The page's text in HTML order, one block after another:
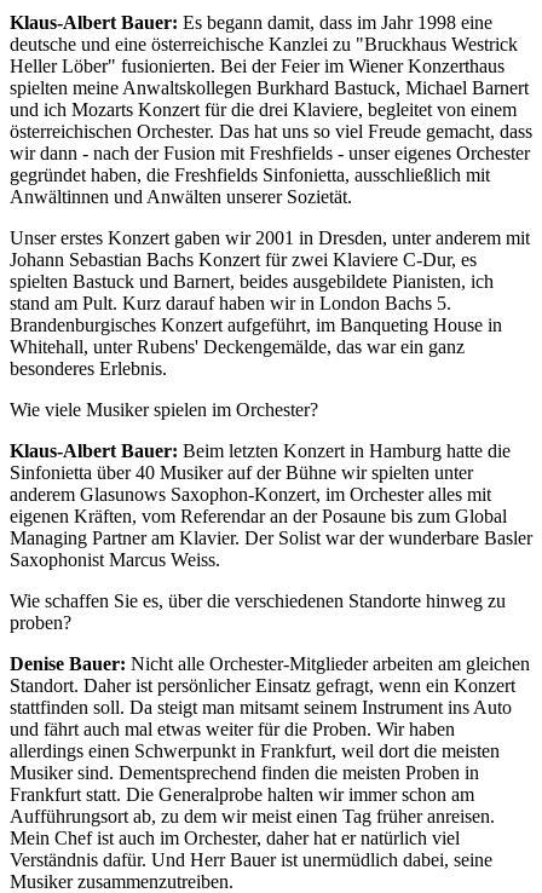
Klaus-Albert Bauer: Es begann damit, dass im Jahr 1998 eine
deutsche und eine österreichische Kanzlei zu "Bruckhaus Westrick
Heller Löber" fusionierten. Bei der Feier im Wiener Konzerthaus
spielten meine Anwaltskollegen Burkhard Bastuck, Michael Barnert
und ich Mozarts Konzert für die drei Klaviere, begleitet von einem
österreichischen Orchester. Das hat uns so viel Freude gemacht, dass
wir dann - nach der Fusion mit Freshfields - unser eigenes Orchester
gegründet haben, die Freshfields Sinfonietta, ausschließlich mit
Anwältinnen und Anwälten unserer Sozietät.
Unser erstes Konzert gaben wir 2001 in Dresden, unter anderem mit
Johann Sebastian Bachs Konzert für zwei Klaviere C-Dur, es
spielten Bastuck und Barnert, beides ausgebildete Pianisten, ich
stand am Pult. Kurz darauf haben wir in London Bachs 5.
Brandenburgisches Konzert aufgeführt, im Banqueting House in
Whitehall, unter Rubens' Deckengemälde, das war ein ganz
besonderes Erlebnis.
Wie viele Musiker spielen im Orchester?
Klaus-Albert Bauer: Beim letzten Konzert in Hamburg hatte die
Sinfonietta über 40 Musiker auf der Bühne wir spielten unter
anderem Glasunows Saxophon-Konzert, im Orchester alles mit
eigenen Kräften, vom Referendar an der Posaune bis zum Global
Managing Partner am Klavier. Der Solist war der wunderbare Basler
Saxophonist Marcus Weiss.
Wie schaffen Sie es, über die verschiedenen Standorte hinweg zu
proben?
Denise Bauer: Nicht alle Orchester-Mitglieder arbeiten am gleichen
Standort. Daher ist persönlicher Einsatz gefragt, wenn ein Konzert
stattfinden soll. Da steigt man mitsamt seinem Instrument ins Auto
und fährt auch mal etwas weiter für die Proben. Wir haben
allerdings einen Schwerpunkt in Frankfurt, weil dort die meisten
Musiker sind. Dementsprechend finden die meisten Proben in
Frankfurt statt. Die Generalprobe halten wir immer schon am
Aufführungsort ab, zu dem wir meist einen Tag früher anreisen.
Mein Chef ist auch im Orchester, daher hat er natürlich viel
Verständnis dafür. Und Herr Bauer ist unermüdlich dabei, seine
Musiker zusammenzutreiben.